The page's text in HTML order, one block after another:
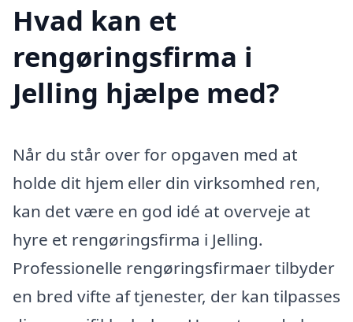
Hvad kan et
rengøringsfirma i
Jelling hjælpe med?
Når du står over for opgaven med at
holde dit hjem eller din virksomhed ren,
kan det være en god idé at overveje at
hyre et rengøringsfirma i Jelling.
Professionelle rengøringsfirmaer tilbyder
en bred vifte af tjenester, der kan tilpasses